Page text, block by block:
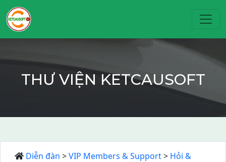
THƯ VIỆN KETCAUSOFT
Diễn đàn >VIP Members & Support> Hỏi &